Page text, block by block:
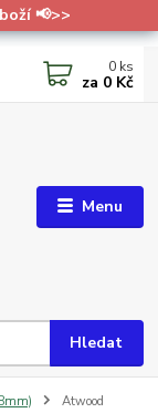
📢>>
Menu
Hledat
0 ks
za 0 Kč
Atwood